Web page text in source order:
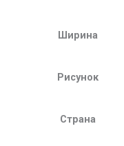
Ширина
Рисунок
Страна